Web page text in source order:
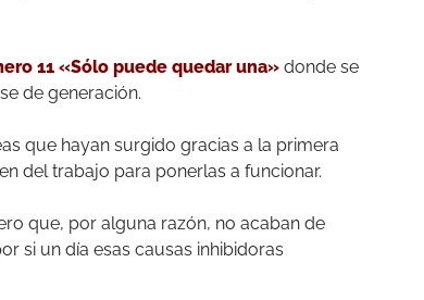
11 «Sólo puede quedar una» donde se
de generación.
que hayan surgido gracias a la primera
del trabajo para ponerlas a funcionar.
que, por alguna razón, no acaban de
si un día esas causas inhibidoras